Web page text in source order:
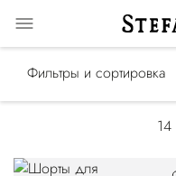
Фильтры и сортировка
14